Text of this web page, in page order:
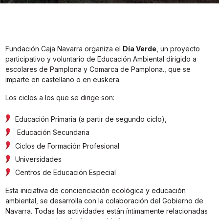
Fundación Caja Navarra organiza el Día Verde , un proyecto
participativo y voluntario de Educación Ambiental dirigido a
escolares de Pamplona y Comarca de Pamplona., que se
imparte en castellano o en euskera.
Los ciclos a los que se dirige son:
Educación Primaria (a partir de segundo ciclo),
Educación Secundaria
Ciclos de Formación Profesional
Universidades
Centros de Educación Especial
Esta iniciativa de concienciación ecológica y educación
ambiental, se desarrolla con la colaboración del Gobierno de
Navarra. Todas las actividades están íntimamente relacionadas